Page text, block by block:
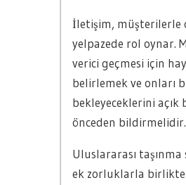
İletişim, müşterilerle
yelpazede rol oynar.
verici geçmesi için
belirlemek ve onları
bekleyeceklerini
önceden bildirmelidir.
Uluslararası
ek zorluklarla